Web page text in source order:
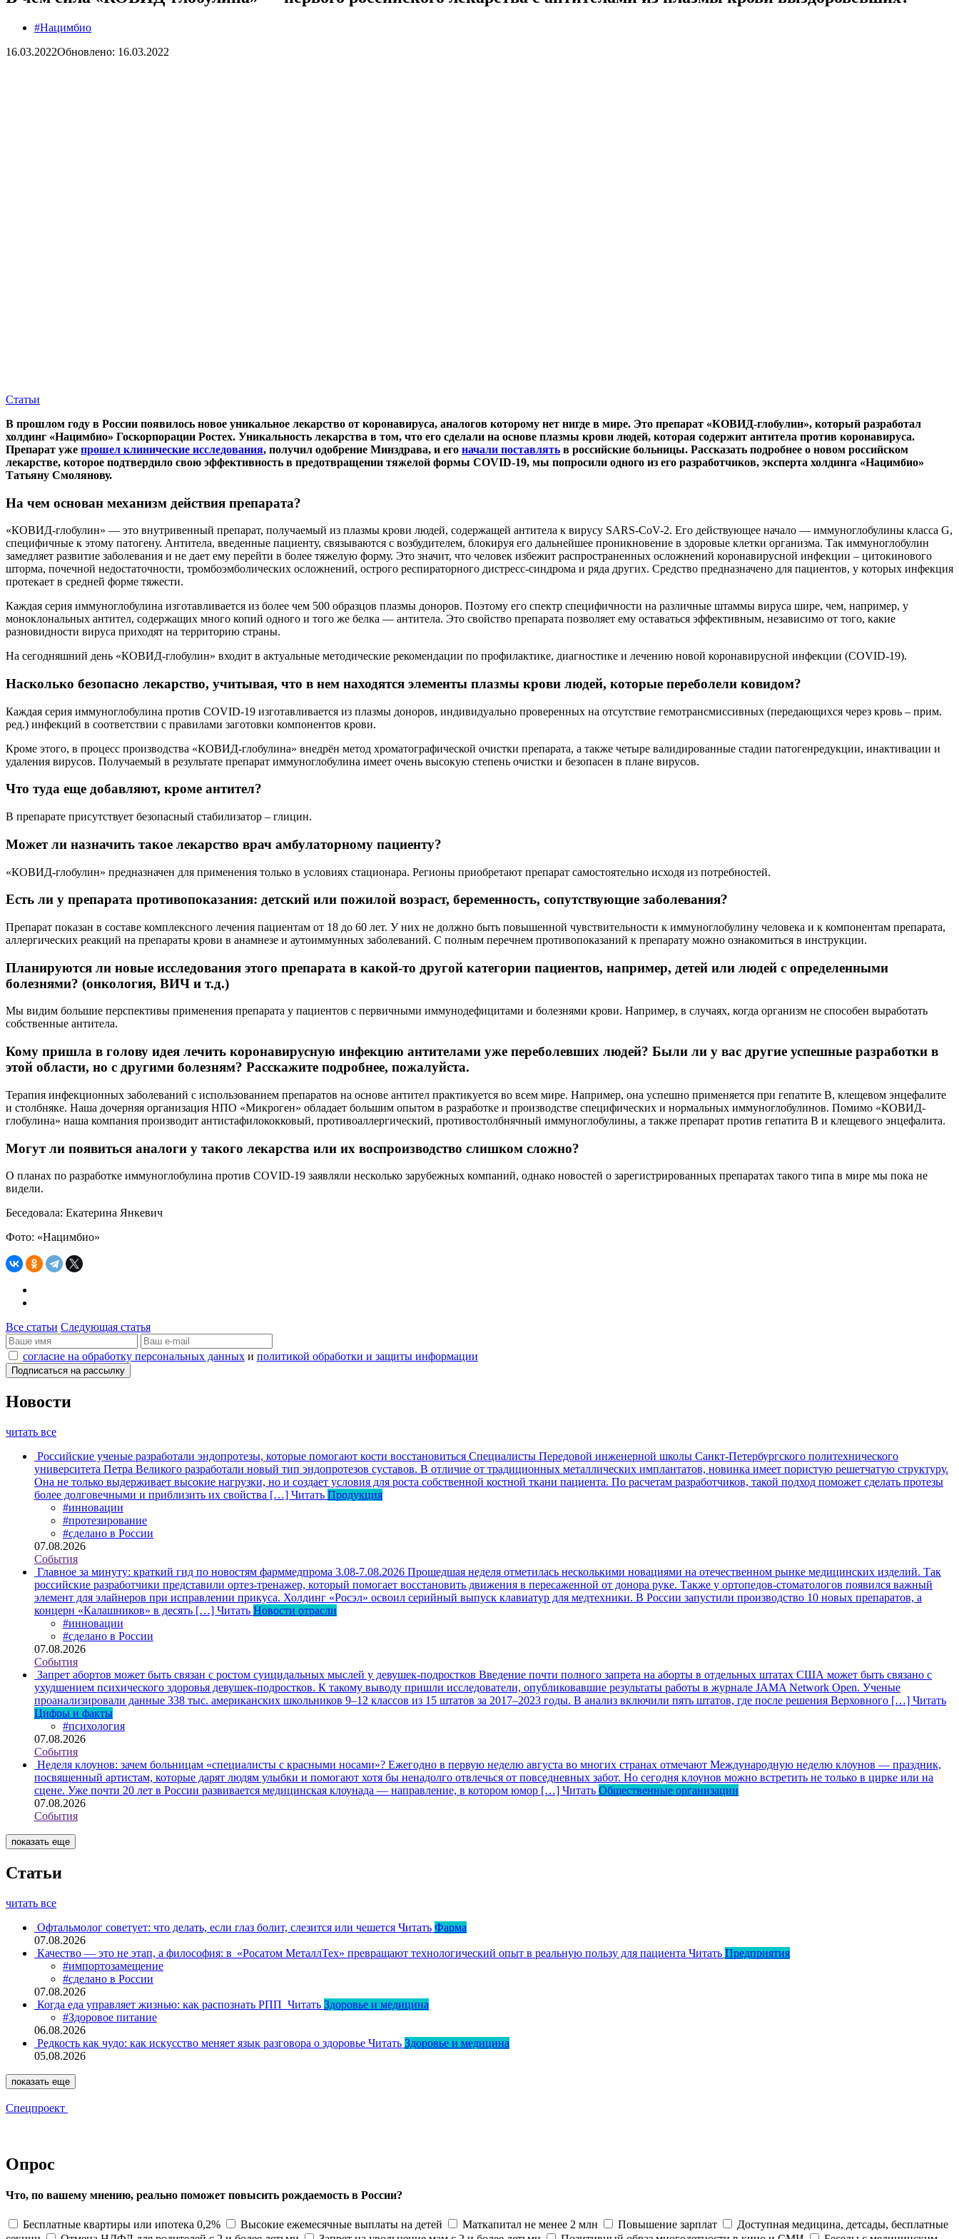
#Нацимбио
16.03.2022Обновлено: 16.03.2022
Статьи
В прошлом году в России появилось новое уникальное лекарство от коронавируса, аналогов которому нет нигде в мире. Это препарат «КОВИД-глобулин», который разработал
холдинг «Нацимбио» Госкорпорации Ростех. Уникальность лекарства в том, что его сделали на основе плазмы крови людей, которая содержит антитела против коронавируса.
Препарат уже прошел клинические исследования, получил одобрение Минздрава, и его начали поставлять в российские больницы. Рассказать подробнее о новом российском
лекарстве, которое подтвердило свою эффективность в предотвращении тяжелой формы COVID-19, мы попросили одного из его разработчиков, эксперта холдинга «Нацимбио»
Татьяну Смолянову.
На чем основан механизм действия препарата?
«КОВИД-глобулин» — это внутривенный препарат, получаемый из плазмы крови людей, содержащей антитела к вирусу SARS-CoV-2. Его действующее начало — иммуноглобулины класса G,
специфичные к этому патогену. Антитела, введенные пациенту, связываются с возбудителем, блокируя его дальнейшее проникновение в здоровые клетки организма. Так иммуноглобулин
замедляет развитие заболевания и не дает ему перейти в более тяжелую форму. Это значит, что человек избежит распространенных осложнений коронавирусной инфекции – цитокинового
шторма, почечной недостаточности, тромбоэмболических осложнений, острого респираторного дистресс-синдрома и ряда других. Средство предназначено для пациентов, у которых инфекция
протекает в средней форме тяжести.
Каждая серия иммуноглобулина изготавливается из более чем 500 образцов плазмы доноров. Поэтому его спектр специфичности на различные штаммы вируса шире, чем, например, у
моноклональных антител, содержащих много копий одного и того же белка — антитела. Это свойство препарата позволяет ему оставаться эффективным, независимо от того, какие
разновидности вируса приходят на территорию страны.
На сегодняшний день «КОВИД-глобулин» входит в актуальные методические рекомендации по профилактике, диагностике и лечению новой коронавирусной инфекции (COVID-19).
Насколько безопасно лекарство, учитывая, что в нем находятся элементы плазмы крови людей, которые переболели ковидом?
Каждая серия иммуноглобулина против COVID-19 изготавливается из плазмы доноров, индивидуально проверенных на отсутствие гемотрансмиссивных (передающихся через кровь – прим.
ред.) инфекций в соответствии с правилами заготовки компонентов крови.
Кроме этого, в процесс производства «КОВИД-глобулина» внедрён метод хроматографической очистки препарата, а также четыре валидированные стадии патогенредукции, инактивации и
удаления вирусов. Получаемый в результате препарат иммуноглобулина имеет очень высокую степень очистки и безопасен в плане вирусов.
Что туда еще добавляют, кроме антител?
В препарате присутствует безопасный стабилизатор – глицин.
Может ли назначить такое лекарство врач амбулаторному пациенту?
«КОВИД-глобулин» предназначен для применения только в условиях стационара. Регионы приобретают препарат самостоятельно исходя из потребностей.
Есть ли у препарата противопоказания: детский или пожилой возраст, беременность, сопутствующие заболевания?
Препарат показан в составе комплексного лечения пациентам от 18 до 60 лет. У них не должно быть повышенной чувствительности к иммуноглобулину человека и к компонентам препарата,
аллергических реакций на препараты крови в анамнезе и аутоиммунных заболеваний. С полным перечнем противопоказаний к препарату можно ознакомиться в инструкции.
Планируются ли новые исследования этого препарата в какой-то другой категории пациентов, например, детей или людей с определенными
болезнями? (онкология, ВИЧ и т.д.)
Мы видим большие перспективы применения препарата у пациентов с первичными иммунодефицитами и болезнями крови. Например, в случаях, когда организм не способен выработать
собственные антитела.
Кому пришла в голову идея лечить коронавирусную инфекцию антителами уже переболевших людей? Были ли у вас другие успешные разработки в
этой области, но с другими болезням? Расскажите подробнее, пожалуйста.
Терапия инфекционных заболеваний с использованием препаратов на основе антител практикуется во всем мире. Например, она успешно применяется при гепатите B, клещевом энцефалите
и столбняке. Наша дочерняя организация НПО «Микроген» обладает большим опытом в разработке и производстве специфических и нормальных иммуноглобулинов. Помимо «КОВИД-
глобулина» наша компания производит антистафилококковый, противоаллергический, противостолбнячный иммуноглобулины, а также препарат против гепатита B и клещевого энцефалита.
Могут ли появиться аналоги у такого лекарства или их воспроизводство слишком сложно?
О планах по разработке иммуноглобулина против COVID-19 заявляли несколько зарубежных компаний, однако новостей о зарегистрированных препаратах такого типа в мире мы пока не
видели.
Беседовала: Екатерина Янкевич
Фото: «Нацимбио»
Все статьи Следующая статья
согласие на обработку персональных данных и политикой обработки и защиты информации
Новости
читать все
Российские ученые разработали эндопротезы, которые помогают кости восстановиться Специалисты Передовой инженерной школы Санкт-Петербургского политехнического
университета Петра Великого разработали новый тип эндопротезов суставов. В отличие от традиционных металлических имплантатов, новинка имеет пористую решетчатую структуру.
Она не только выдерживает высокие нагрузки, но и создает условия для роста собственной костной ткани пациента. По расчетам разработчиков, такой подход поможет сделать протезы
более долговечными и приблизить их свойства […] Читать Продукция
#инновации
#протезирование
#сделано в России
07.08.2026
События
Главное за минуту: краткий гид по новостям фарммедпрома 3.08-7.08.2026 Прошедшая неделя отметилась несколькими новациями на отечественном рынке медицинских изделий. Так
российские разработчики представили ортез-тренажер, который помогает восстановить движения в пересаженной от донора руке. Также у ортопедов-стоматологов появился важный
элемент для элайнеров при исправлении прикуса. Холдинг «Росэл» освоил серийный выпуск клавиатур для медтехники. В России запустили производство 10 новых препаратов, а
концерн «Калашников» в десять […] Читать Новости отрасли
#инновации
#сделано в России
07.08.2026
События
Запрет абортов может быть связан с ростом суицидальных мыслей у девушек-подростков Введение почти полного запрета на аборты в отдельных штатах США может быть связано с
ухудшением психического здоровья девушек-подростков. К такому выводу пришли исследователи, опубликовавшие результаты работы в журнале JAMA Network Open. Ученые
проанализировали данные 338 тыс. американских школьников 9–12 классов из 15 штатов за 2017–2023 годы. В анализ включили пять штатов, где после решения Верховного […] Читать
Цифры и факты
#психология
07.08.2026
События
Неделя клоунов: зачем больницам «специалисты с красными носами»? Ежегодно в первую неделю августа во многих странах отмечают Международную неделю клоунов — праздник,
посвященный артистам, которые дарят людям улыбки и помогают хотя бы ненадолго отвлечься от повседневных забот. Но сегодня клоунов можно встретить не только в цирке или на
сцене. Уже почти 20 лет в России развивается медицинская клоунада — направление, в котором юмор […] Читать Общественные организации
07.08.2026
События
показать еще
Статьи
читать все
Офтальмолог советует: что делать, если глаз болит, слезится или чешется Читать Фарма
07.08.2026
Качество — это не этап, а философия: в «Росатом МеталлТех» превращают технологический опыт в реальную пользу для пациента Читать Предприятия
#импортозамещение
#сделано в России
07.08.2026
Когда еда управляет жизнью: как распознать РПП Читать Здоровье и медицина
#Здоровое питание
06.08.2026
Редкость как чудо: как искусство меняет язык разговора о здоровье Читать Здоровье и медицина
05.08.2026
показать еще
Спецпроект
Опрос
Что, по вашему мнению, реально поможет повысить рождаемость в России?
Бесплатные квартиры или ипотека 0,2% Высокие ежемесячные выплаты на детей Маткапитал не менее 2 млн Повышение зарплат
Доступная медицина, детсады, бесплатные